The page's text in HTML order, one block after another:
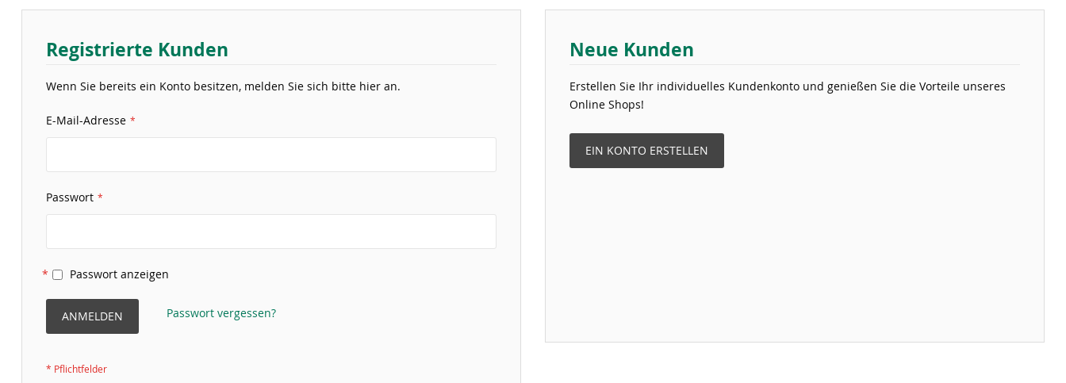
Registrierte Kunden
Wenn Sie bereits ein Konto besitzen, melden Sie sich bitte hier an.
E-Mail-Adresse
Passwort
Passwort anzeigen
ANMELDEN Passwort vergessen?
Neue Kunden
Erstellen Sie Ihr individuelles Kundenkonto und genießen Sie die Vorteile unseres
Online Shops!
EIN KONTO ERSTELLEN